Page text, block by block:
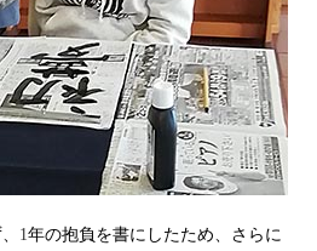
1年の抱負を書にしたため、さらに